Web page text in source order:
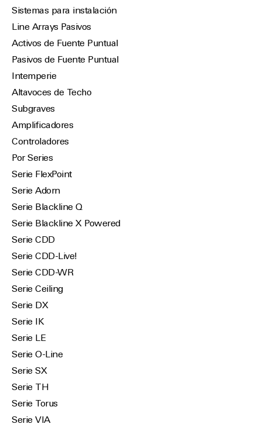
Sistemas para instalación
Line Arrays Pasivos
Activos de Fuente Puntual
Pasivos de Fuente Puntual
Intemperie
Altavoces de Techo
Subgraves
Amplificadores
Controladores
Por Series
Serie FlexPoint
Serie Adorn
Serie Blackline Q
Serie Blackline X Powered
Serie CDD
Serie CDD-Live!
Serie CDD-WR
Serie Ceiling
Serie DX
Serie IK
Serie LE
Serie O-Line
Serie SX
Serie TH
Serie Torus
Serie VIA